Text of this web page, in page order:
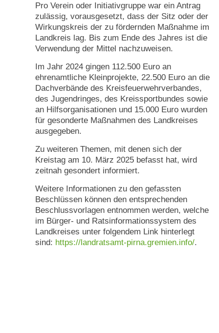
Pro Verein oder Initiativgruppe war ein Antrag
zulässig, vorausgesetzt, dass der Sitz oder der
Wirkungskreis der zu fördernden Maßnahme im
Landkreis lag. Bis zum Ende des Jahres ist die
Verwendung der Mittel nachzuweisen.
Im Jahr 2024 gingen 112.500 Euro an
ehrenamtliche Kleinprojekte, 22.500 Euro an die
Dachverbände des Kreisfeuerwehrverbandes,
des Jugendringes, des Kreissportbundes sowie
an Hilfsorganisationen und 15.000 Euro wurden
für gesonderte Maßnahmen des Landkreises
ausgegeben.
Zu weiteren Themen, mit denen sich der
Kreistag am 10. März 2025 befasst hat, wird
zeitnah gesondert informiert.
Weitere Informationen zu den gefassten
Beschlüssen können den entsprechenden
Beschlussvorlagen entnommen werden, welche
im Bürger- und Ratsinformationssystem des
Landkreises unter folgendem Link hinterlegt
sind: https://landratsamt-pirna.gremien.info/.